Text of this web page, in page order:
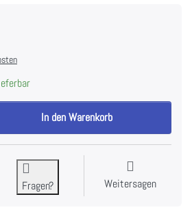
Evans - New Beginnings zu 16,49 €, Menge
In den Warenkorb
Fragen? Weitersagen